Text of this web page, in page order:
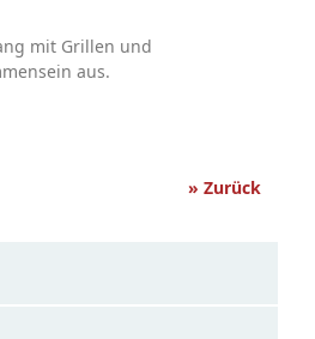
mit Grillen und
aus.
» Zurück